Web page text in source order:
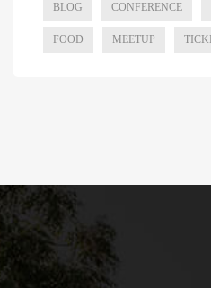
BLOG CONFERENCE
FOOD MEETUP